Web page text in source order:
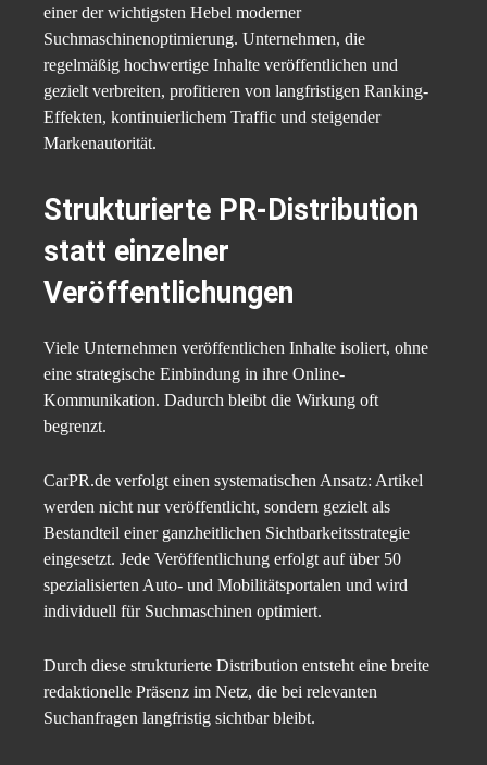
einer der wichtigsten Hebel moderner
Suchmaschinenoptimierung. Unternehmen, die
regelmäßig hochwertige Inhalte veröffentlichen und
gezielt verbreiten, profitieren von langfristigen Ranking-
Effekten, kontinuierlichem Traffic und steigender
Markenautorität.
Strukturierte PR-Distribution
statt einzelner
Veröffentlichungen
Viele Unternehmen veröffentlichen Inhalte isoliert, ohne
eine strategische Einbindung in ihre Online-
Kommunikation. Dadurch bleibt die Wirkung oft
begrenzt.
CarPR.de verfolgt einen systematischen Ansatz: Artikel
werden nicht nur veröffentlicht, sondern gezielt als
Bestandteil einer ganzheitlichen Sichtbarkeitsstrategie
eingesetzt. Jede Veröffentlichung erfolgt auf über 50
spezialisierten Auto- und Mobilitätsportalen und wird
individuell für Suchmaschinen optimiert.
Durch diese strukturierte Distribution entsteht eine breite
redaktionelle Präsenz im Netz, die bei relevanten
Suchanfragen langfristig sichtbar bleibt.